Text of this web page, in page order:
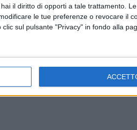
il diritto di opporti a tale trattamento.
le tue preferenze o revocare il
sul pulsante "Privacy" in fondo alla
Leccese: "Guardiamo oltre il